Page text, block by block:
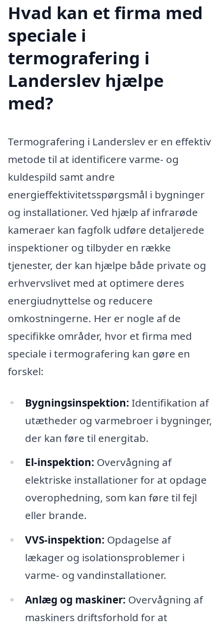
Hvad kan et firma med
speciale i
termografering i
Landerslev hjælpe
med?
Termografering i Landerslev er en effektiv
metode til at identificere varme- og
kuldespild samt andre
energieffektivitetsspørgsmål i bygninger
og installationer. Ved hjælp af infrarøde
kameraer kan fagfolk udføre detaljerede
inspektioner og tilbyder en række
tjenester, der kan hjælpe både private og
erhvervslivet med at optimere deres
energiudnyttelse og reducere
omkostningerne. Her er nogle af de
specifikke områder, hvor et firma med
speciale i termografering kan gøre en
forskel:
Bygningsinspektion: Identifikation af
utætheder og varmebroer i bygninger,
der kan føre til energitab.
El-inspektion: Overvågning af
elektriske installationer for at opdage
overophedning, som kan føre til fejl
eller brande.
VVS-inspektion: Opdagelse af
lækager og isolationsproblemer i
varme- og vandinstallationer.
Anlæg og maskiner: Overvågning af
maskiners driftsforhold for at